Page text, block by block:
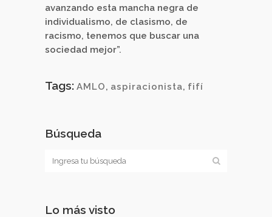
avanzando esta mancha negra de
individualismo, de clasismo, de
racismo, tenemos que buscar una
sociedad mejor”.
Tags: AMLO, aspiracionista, fifí
Búsqueda
Lo más visto